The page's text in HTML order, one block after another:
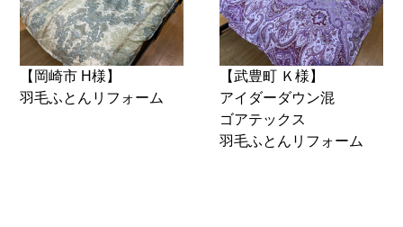
【岡崎市 H様】
羽毛ふとんリフォーム
【武豊町 Ｋ様】
アイダーダウン混
ゴアテックス
羽毛ふとんリフォーム